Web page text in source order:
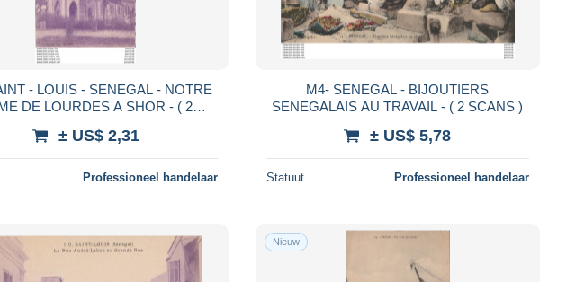
- LOUIS - SENEGAL - NOTRE
DE LOURDES A SHOR - ( 2
± US$ 2,31
Professioneel handelaar
M4- SENEGAL - BIJOUTIERS
SENEGALAIS AU TRAVAIL - ( 2 SCANS )
± US$ 5,78
Statuut Professioneel handelaar
Nieuw